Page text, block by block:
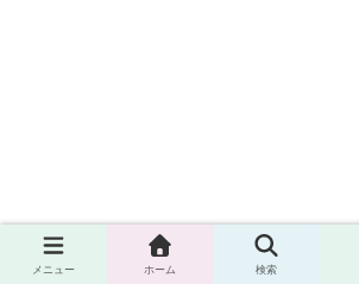
メニュー ホーム 検索